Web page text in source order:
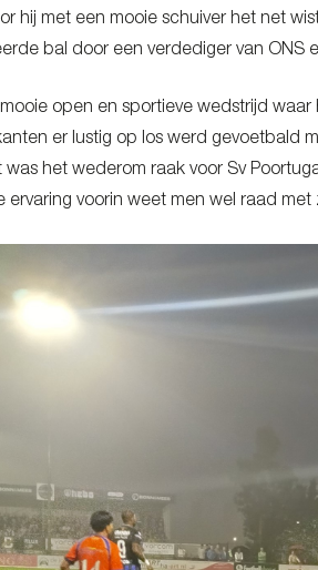
hij met een mooie schuiver het net
bal door een verdediger van ONS
open en sportieve wedstrijd
er lustig op los werd gevoetbald
was het wederom raak voor Sv
ervaring voorin weet men wel raad